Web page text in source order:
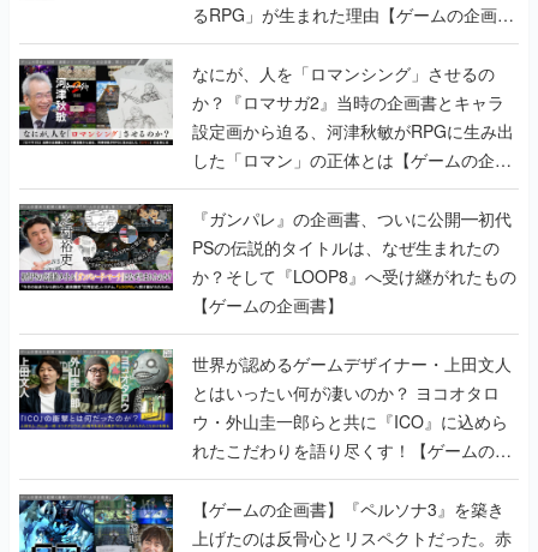
るRPG」が生まれた理由【ゲームの企画
書】
なにが、人を「ロマンシング」させるの
か？『ロマサガ2』当時の企画書とキャラ
設定画から迫る、河津秋敏がRPGに生み出
した「ロマン」の正体とは【ゲームの企画
書】
『ガンパレ』の企画書、ついに公開━初代
PSの伝説的タイトルは、なぜ生まれたの
か？そして『LOOP8』へ受け継がれたもの
【ゲームの企画書】
世界が認めるゲームデザイナー・上田文人
とはいったい何が凄いのか？ ヨコオタロ
ウ・外山圭一郎らと共に『ICO』に込めら
れたこだわりを語り尽くす！【ゲームの企
画書】
【ゲームの企画書】『ペルソナ3』を築き
上げたのは反骨心とリスペクトだった。赤